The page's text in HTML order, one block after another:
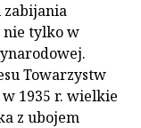
tylko w
Towarzystw
1935 r. wielkie
z ubojem